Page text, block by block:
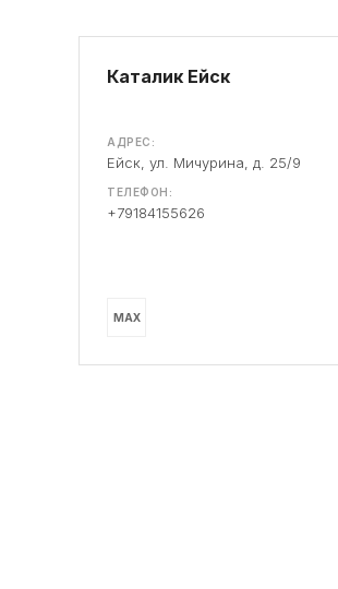
Каталик Ейск
АДРЕС:
Ейск, ул. Мичурина, д. 25/9
ТЕЛЕФОН:
+79184155626
MAX